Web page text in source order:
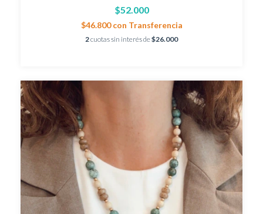
$52.000
$46.800con Transferencia
2cuotas sin interés de$26.000